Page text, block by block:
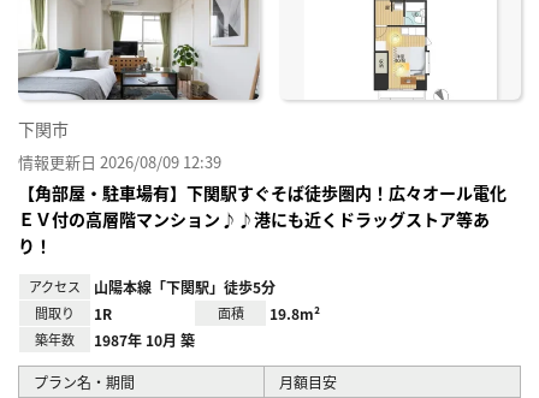
下関市
情報更新日 2026/08/09 12:39
【角部屋・駐車場有】下関駅すぐそば徒歩圏内！広々オール電化
ＥＶ付の高層階マンション♪♪港にも近くドラッグストア等あ
り！
アクセス 山陽本線「下関駅」徒歩5分
間取り 1R 面積 19.8m²
築年数 1987年 10月 築
プラン名・期間 月額目安